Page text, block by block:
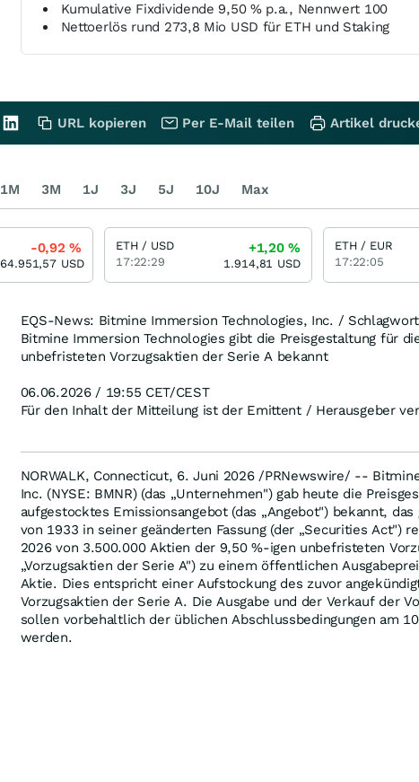
Kumulative Fixdividende 9,50 % p.a., Nennwert 100
Nettoerlös rund 273,8 Mio USD für ETH und Staking
EQS-News: Bitmine Immersion Technologies, Inc. /
Bitmine Immersion Technologies gibt die Preisgestaltung für
unbefristeten Vorzugsaktien der Serie A bekannt
06.06.2026 / 19:55 CET/CEST
Für den Inhalt der Mitteilung ist der Emittent / Herausgeber
NORWALK, Connecticut, 6. Juni 2026 /PRNewswire/ --
Inc. (NYSE: BMNR) (das „Unternehmen") gab heute die
aufgestocktes Emissionsangebot (das „Angebot") bekannt,
von 1933 in seiner geänderten Fassung (der „Securities Act")
2026 von 3.500.000 Aktien der 9,50 %-igen unbefristeten
„Vorzugsaktien der Serie A") zu einem öffentlichen
Aktie. Dies entspricht einer Aufstockung des zuvor
Vorzugsaktien der Serie A. Die Ausgabe und der Verkauf der
sollen vorbehaltlich der üblichen Abschlussbedingungen am
werden.
URL kopieren Per E-Mail teilen Artikel
1M 3M 1J 3J 5J 10J Max
-0,92%
64.951,57 USD
ETH / USD
17:22:29
+1,20%
1.914,81 USD
ETH / EUR
17:22:05